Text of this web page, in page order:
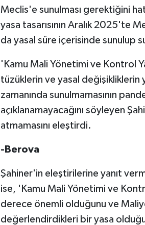
Meclis'e sunulması gerektiğini
yasa tasarısının Aralık 2025'te
da yasal süre içerisinde sunulup
'Kamu Mali Yönetimi ve Kontrol
tüzüklerin ve yasal değişikliklerin
zamanında sunulmamasının
açıklanamayacağını söyleyen
atmamasını eleştirdi.
-Berova
Şahiner'in eleştirilerine yanıt
ise, 'Kamu Mali Yönetimi ve
derece önemli olduğunu ve
değerlendirdikleri bir yasa